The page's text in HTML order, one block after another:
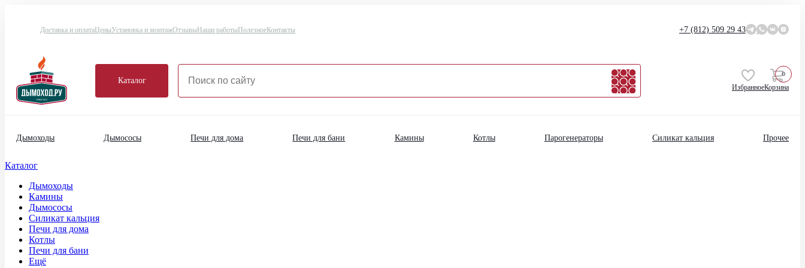
Доставка и оплатаЦеныУстановка и монтажОтзывыНаши работыПолезное Контакты +7 (812) 509 29 43
Каталог
ИзбранноеКорзина
0
Дымоходы Дымососы Печи для дома Печи для бани Камины Котлы Парогенераторы Силикат кальция Прочее
Каталог
Дымоходы
Камины
Дымососы
Силикат кальция
Печи для дома
Котлы
Печи для бани
Ещё